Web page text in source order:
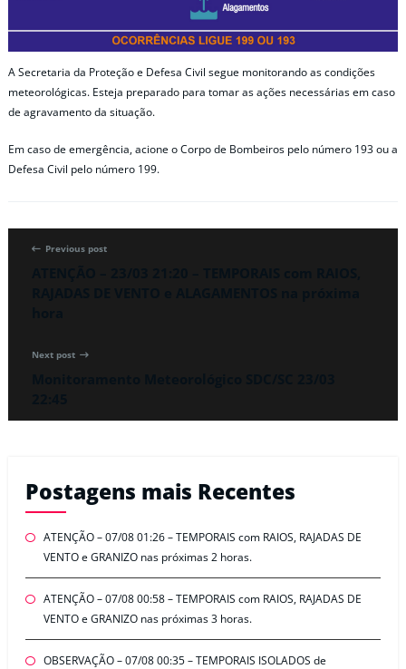
A Secretaria da Proteção e Defesa Civil segue monitorando as condições
meteorológicas. Esteja preparado para tomar as ações necessárias em caso
de agravamento da situação.
Em caso de emergência, acione o Corpo de Bombeiros pelo número 193 ou a
Defesa Civil pelo número 199.
Previous post
Next post
Postagens mais Recentes
ATENÇÃO – 07/08 01:26 – TEMPORAIS com RAIOS, RAJADAS DE
VENTO e GRANIZO nas próximas 2 horas.
ATENÇÃO – 07/08 00:58 – TEMPORAIS com RAIOS, RAJADAS DE
VENTO e GRANIZO nas próximas 3 horas.
OBSERVAÇÃO – 07/08 00:35 – TEMPORAIS ISOLADOS de